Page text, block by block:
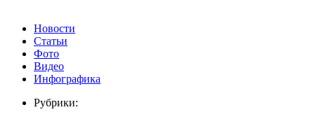
Новости
Статьи
Фото
Видео
Инфографика
Рубрики: